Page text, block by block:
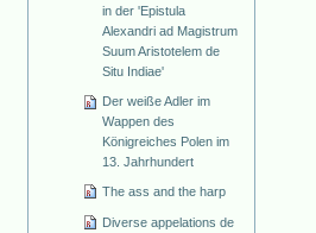
in der 'Epistula
Alexandri ad Magistrum
Suum Aristotelem de
Situ Indiae'
Der weiße Adler im
Wappen des
Königreiches Polen im
13. Jahrhundert
The ass and the harp
Diverse appelations de